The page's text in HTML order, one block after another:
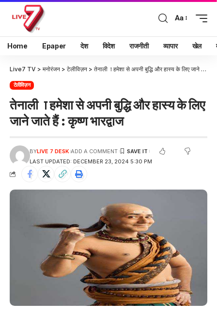
Aa
Home Epaper देश विदेश राजनीती व्यापार खेल
Live7 TV > मनोरंजन > टेलीविज़न > तेनाली ा हमेशा से अपनी बुद्धि और हास्य के लिए जाने जाते हैं : कृष्ण भारद्वाज
टेलीविज़न
तेनाली ा हमेशा से अपनी बुद्धि और हास्य के लिए
जाने जाते हैं : कृष्ण भारद्वाज
LAST UPDATED: DECEMBER 23, 2024 5:30 PM
BYLIVE 7 DESK ADD A COMMENT